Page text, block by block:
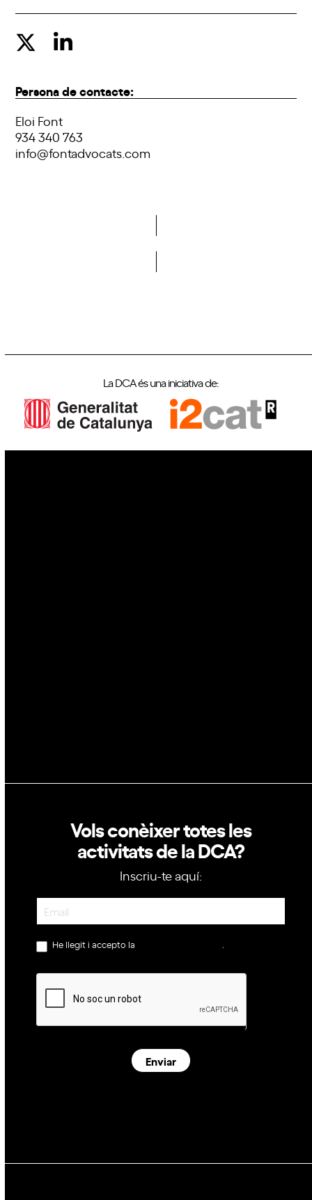
Persona de contacte:
Eloi Font
934 340 763
info@fontadvocats.com
La DCA és una iniciativa de:
Vols conèixer totes les
activitats de la DCA?
Inscriu-te aquí:
Newsletter
He llegit i accepto la
Enviar